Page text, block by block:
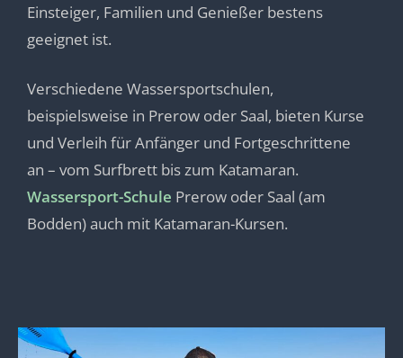
Einsteiger, Familien und Genießer bestens
geeignet ist.
Verschiedene Wassersportschulen,
beispielsweise in Prerow oder Saal, bieten Kurse
und Verleih für Anfänger und Fortgeschrittene
an – vom Surfbrett bis zum Katamaran.
Wassersport-Schule Prerow oder Saal (am
Bodden) auch mit Katamaran-Kursen.